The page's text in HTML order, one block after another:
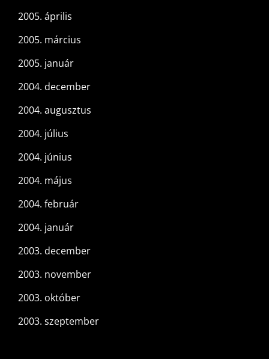
2005. április
2005. március
2005. január
2004. december
2004. augusztus
2004. július
2004. június
2004. május
2004. február
2004. január
2003. december
2003. november
2003. október
2003. szeptember